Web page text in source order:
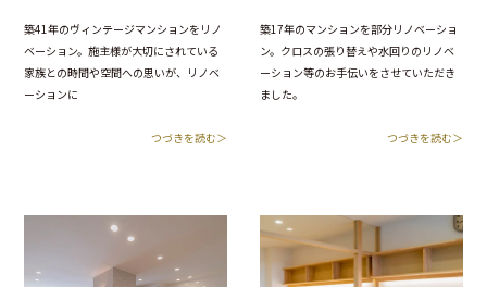
築41年のヴィンテージマンションをリノ
ベーション。施主様が大切にされている
家族との時間や空間への思いが、リノベ
ーションに
つづきを読む＞
築17年のマンションを部分リノベーショ
ン。クロスの張り替えや水回りのリノベ
ーション等のお手伝いをさせていただき
ました。
つづきを読む＞